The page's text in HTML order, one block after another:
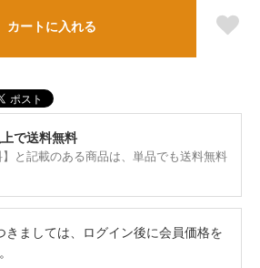
カートに入れる
で送料無料
】と記載のある商品は、単品でも送料無料
きましては、ログイン後に会員価格を